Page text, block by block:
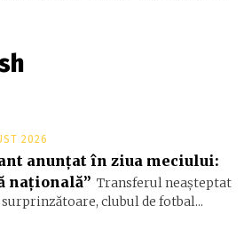
2026
anunțat în ziua meciului:
națională” Transferul neașteptat
clubul de fotbal...